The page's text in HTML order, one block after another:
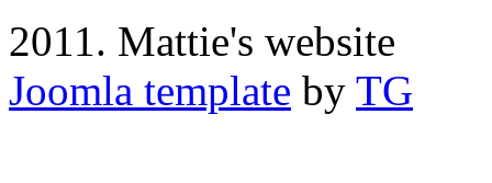
2011. Mattie's website
Joomla template by TG